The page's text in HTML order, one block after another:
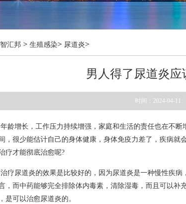
智汇邦 > 生殖感染> 尿道炎>
男人得了尿道炎应
时间：2024-04-11
龄增长，工作压力持续增强，家庭和生活的责任也在不
，很少能估计自己的身体健康，身体免疫力差了，疾病就
疗才能彻底治愈呢?
疗尿道炎的效果是比较好的，因为尿道炎是一种慢性疾
，而中药能够完全排除体内毒素，清除湿毒，而且可以补
是可以治愈尿道炎的。